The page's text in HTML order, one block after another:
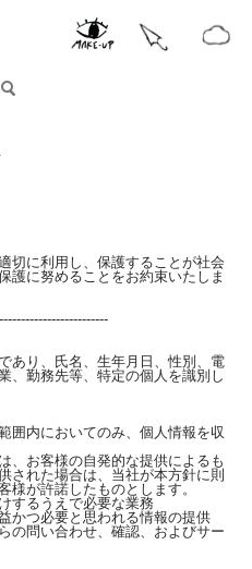
切に利用し、保護することが社会
護に努めることをお約束いたしま
あり、氏名、生年月日、性別、電
、勤務先等、特定の個人を識別し
囲内においてのみ、個人情報を収
、お客様の自発的な提供によるも
された場合は、当社が本方針に則
様が許諾したものとします。
するうえで必要な業務
かつ必要と思われる情報の提供
の問い合わせ、確認、およびサー